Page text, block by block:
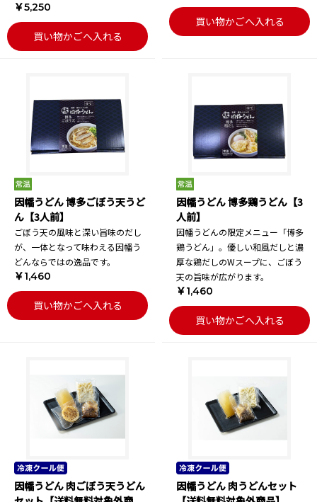
￥5,250
買い物かごへ入れる
買い物かごへ入れる
因幡うどん 博多ごぼう天うど
ん【3人前】
ごぼう天の風味と深い旨味のだし
が、一体となって味わえる因幡う
どんならではの逸品です。
￥1,460
買い物かごへ入れる
因幡うどん 博多鶏うどん【3
人前】
因幡うどんの限定メニュー「博多
鶏うどん」。優しい和風だしと濃
厚な鶏だしのWスープに、ごぼう
天の旨味が広がります。
￥1,460
買い物かごへ入れる
因幡うどん 肉ごぼう天うどん
因幡うどん 肉うどんセット